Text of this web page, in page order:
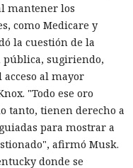
mantener los
como Medicare y
la cuestión de la
sugiriendo,
al mayor
"Todo ese oro
tanto, tienen derecho a
para mostrar a
afirmó Musk.
donde se